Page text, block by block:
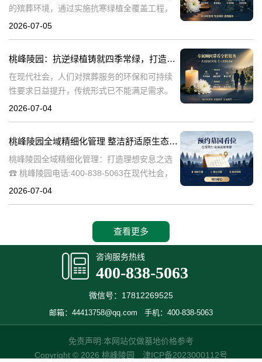
的殡葬环境，通过实施抗寒绿植全覆盖工程，
不仅提升了园区的美观度，也确保了园区的稳
2026-07-05
桃峰陵园：抗逆绿植铸就四季常绿，打造生态绿色殡葬典范
在现代社会，人们对殡葬服务的环保和可持续
性要求日益提升，传统形式已不能满足需求。
桃峰陵园作为绿色殡葬的先行者，致力于构建
2026-07-04
桃峰陵园全域精细化管理 整洁舒适原生态园区：打造理想安息之选
桃峰陵园全域精细化管理：打造理想安息之选
☎ 桃峰陵园电话:400-838-5063在现代社会，
人们对死亡和安息地的看法正在发生变化。越
2026-07-04
查看更多
咨询服务热线
400-838-5063
微信号：17812269525
邮箱：44413758@qq.com 手机：400-838-5063
免责声明:本网站仅做墓地价格参考
Copyright © 2026 桃峰陵园 津ICP备2023000112号